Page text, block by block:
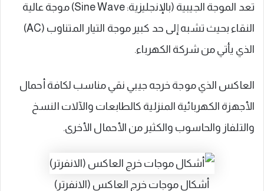
تعد الموجة الجيبية (بالإنجليزية: Sine Wave) موجة عالية
النقاء بحيث تشبه إلى حد كبير موجة التيار المتناوب (AC)
الذي يأتي من شركة الكهرباء.
العاكس الذي موجة خرجه جيبي نقي مناسب لكافة أحمال
الأجهزة الكهربائية المنزلية كالطابعات والآلات النسخ
والتلفاز والحاسوب والكثير من الأحمال الأخرى.
أشكال موجات خرج العاكس (الانفرتر)